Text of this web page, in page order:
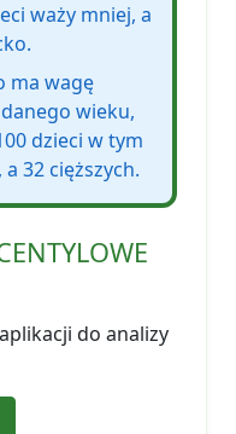
waży mniej, a
ma wagę
wieku,
dzieci w tym
32 cięższych.
do analizy